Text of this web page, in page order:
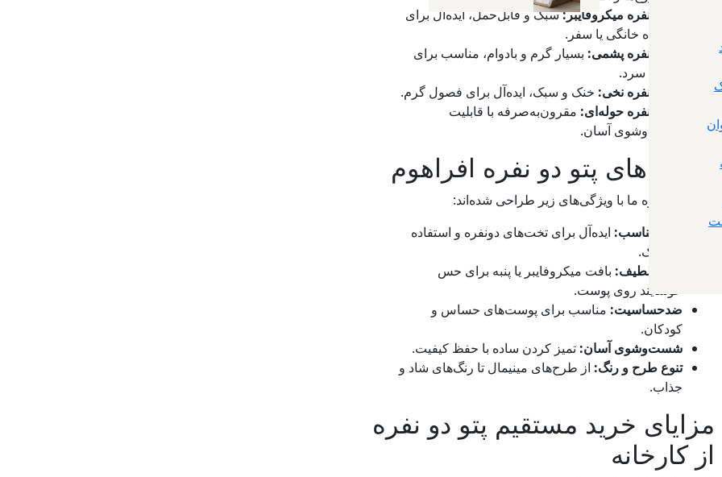
پتو دو نفره میکروفایبر:سبک و قابل‌حمل، ایده‌آل برای
استفاده خانگی یا سفر.
پتو دو نفره پشمی: بسیار گرم و بادوام، مناسب برای
فصول سرد.
پتو دو نفره نخی: خنک و سبک، ایده‌آل برای فصول گرم.
پتو دو نفره حوله‌ای: مقرون‌به‌صرفه با قابلیت
شست‌وشوی آسان.
ویژگی‌های پتو دو نفره افراهوم
پتوهای دونفره ما با ویژگی‌های زیر طراحی شده‌اند:
ابعاد مناسب: ایده‌آل برای تخت‌های دونفره و استفاده
مشترک.
نرم و لطیف: بافت میکروفایبر یا پنبه برای حس
خوشایند روی پوست.
ضدحساسیت: مناسب برای پوست‌های حساس و
کودکان.
شست‌وشوی آسان: تمیز کردن ساده با حفظ کیفیت.
تنوع طرح و رنگ: از طرح‌های مینیمال تا رنگ‌های شاد و
جذاب.
مزایای خرید مستقیم پتو دو نفره
از کارخانه